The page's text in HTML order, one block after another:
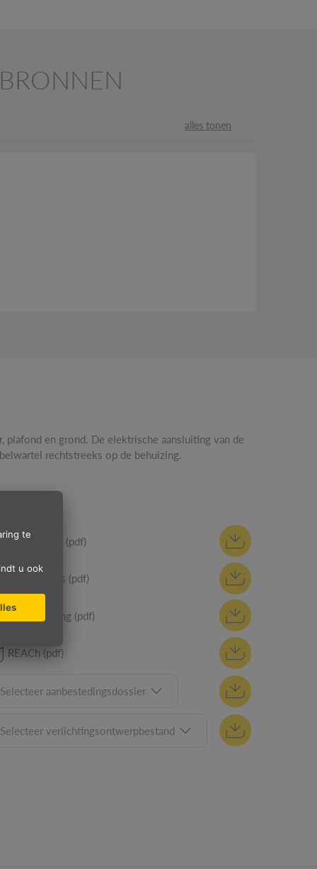
alles tonen
rechtstreeks op de behuizing.
Handleiding (pdf)
Specificaties (pdf)
CE-verklaring (pdf)
REACh (pdf)
Selecteer aanbestedingsdossier
Selecteer verlichtingsontwerpbestand